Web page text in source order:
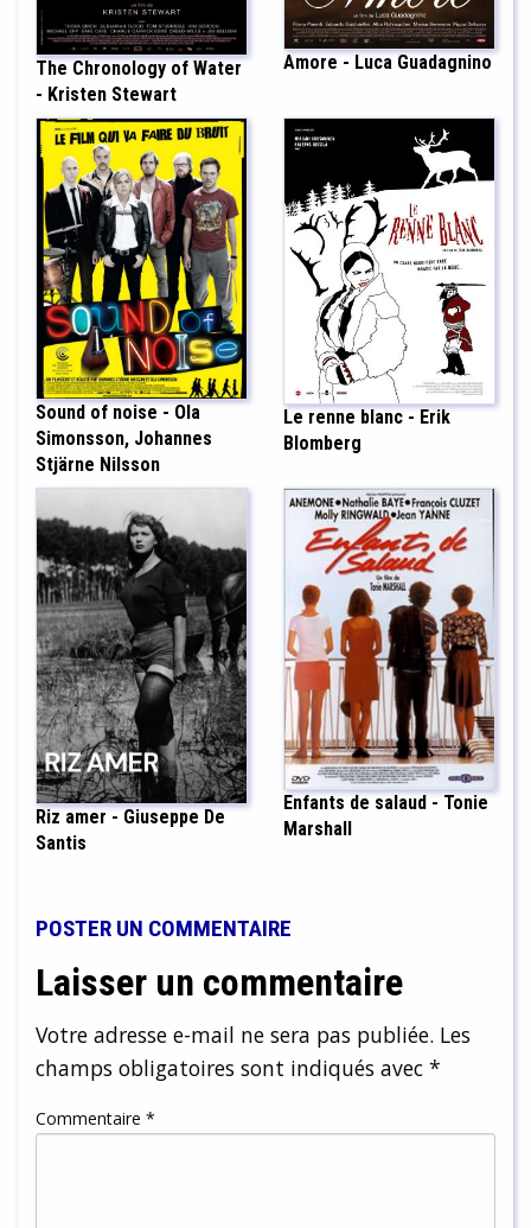
The Chronology of Water
- Kristen Stewart
Amore - Luca Guadagnino
Sound of noise - Ola
Simonsson, Johannes
Stjärne Nilsson
Le renne blanc - Erik
Blomberg
Riz amer - Giuseppe De
Santis
Enfants de salaud - Tonie
Marshall
POSTER UN COMMENTAIRE
Laisser un commentaire
Votre adresse e-mail ne sera pas publiée. Les
champs obligatoires sont indiqués avec *
Commentaire *